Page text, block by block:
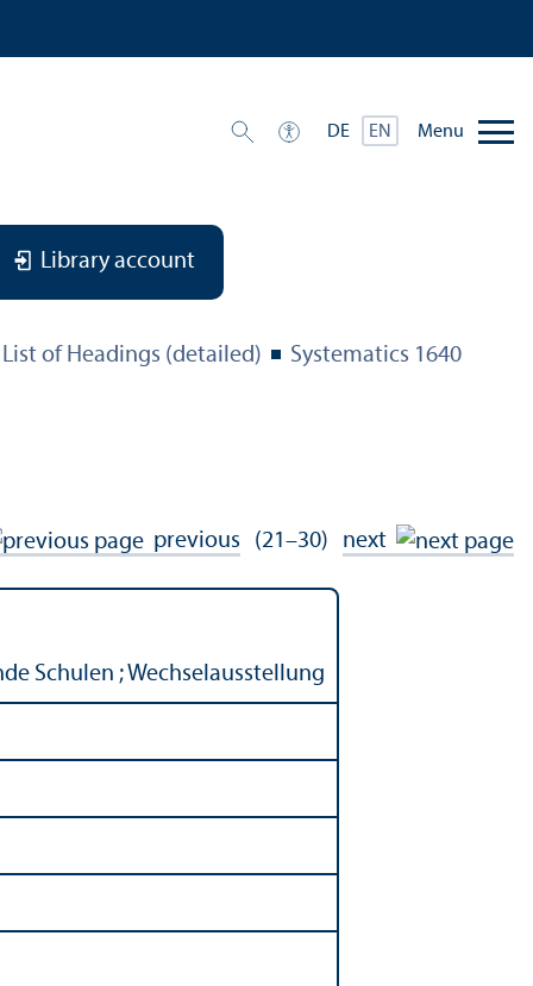
DE EN Menu
Library account
List of Headings (detailed) Systematics 1640
previous (21–30) next
Schulen ; Wechselausstellung